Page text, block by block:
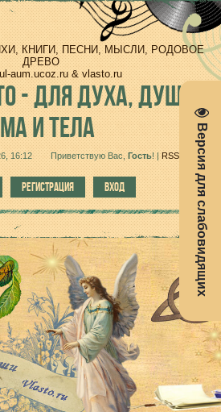
Версия для слабовидящих
КНИГИ, ПЕСНИ, МЫСЛИ, РОДОВОЕ
ДРЕВО
aum.ucoz.ru & vlasto.ru
- ДЛЯ ДУХА, ДУШИ,
И ТЕЛА
16:12 Приветствую Вас Гость!| RSS
РЕГИСТРАЦИЯ ВХОД